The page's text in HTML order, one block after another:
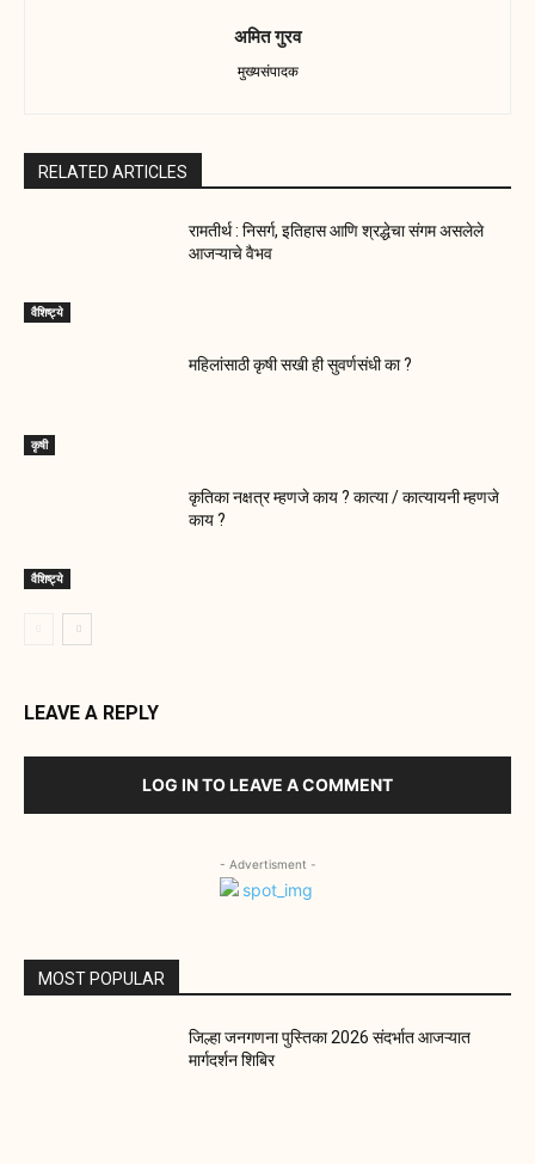
अमित गुरव
मुख्यसंपादक
RELATED ARTICLES
वैशिष्ट्ये
रामतीर्थ : निसर्ग, इतिहास आणि श्रद्धेचा संगम असलेले
आजऱ्याचे वैभव
कृषी
महिलांसाठी कृषी सखी ही सुवर्णसंधी का ?
वैशिष्ट्ये
कृतिका नक्षत्र म्हणजे काय ? कात्या / कात्यायनी म्हणजे
काय ?
LEAVE A REPLY
LOG IN TO LEAVE A COMMENT
- Advertisment -
MOST POPULAR
जिल्हा जनगणना पुस्तिका 2026 संदर्भात आजऱ्यात
मार्गदर्शन शिबिर